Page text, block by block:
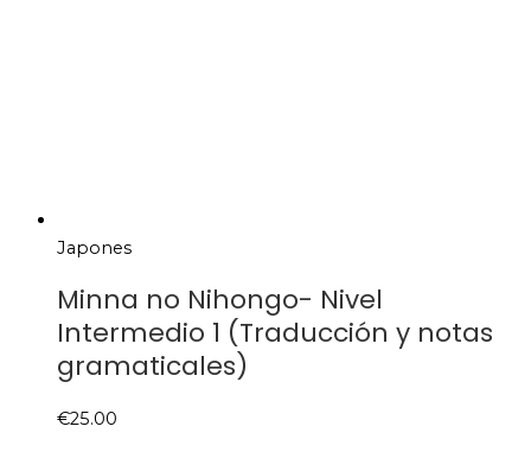
Japones
Minna no Nihongo- Nivel
Intermedio 1 (Traducción y notas
gramaticales)
€25.00